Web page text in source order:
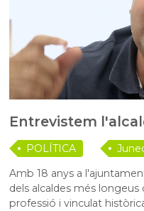
Entrevistem
POLÍTICA
Amb18 anys a l'
dels alcaldes més
professió i vinculat